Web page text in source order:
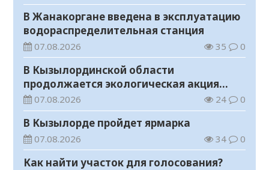
В Жанакоргане введена в эксплуатацию
водораспределительная станция
07.08.2026 35 0
В Кызылординской области
продолжается экологическая акция
«Таза Қазақстан»
07.08.2026 24 0
В Кызылорде пройдет ярмарка
07.08.2026 34 0
Как найти участок для голосования?